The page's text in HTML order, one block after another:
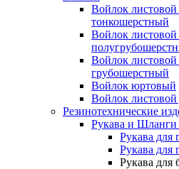
Войлок
тонкошерстный
Войлок
Войлок
грубошерстный
Войлок юртовый
Войлок листовой
Резинотехнические
Рукава и
Рукава для
Рукава для
Рукава для